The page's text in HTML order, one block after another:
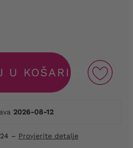
U KOŠARICU
2026-08-12
– Provjerite detalje